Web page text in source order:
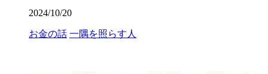
2024/10/20
お金の話 一隅を照らす人